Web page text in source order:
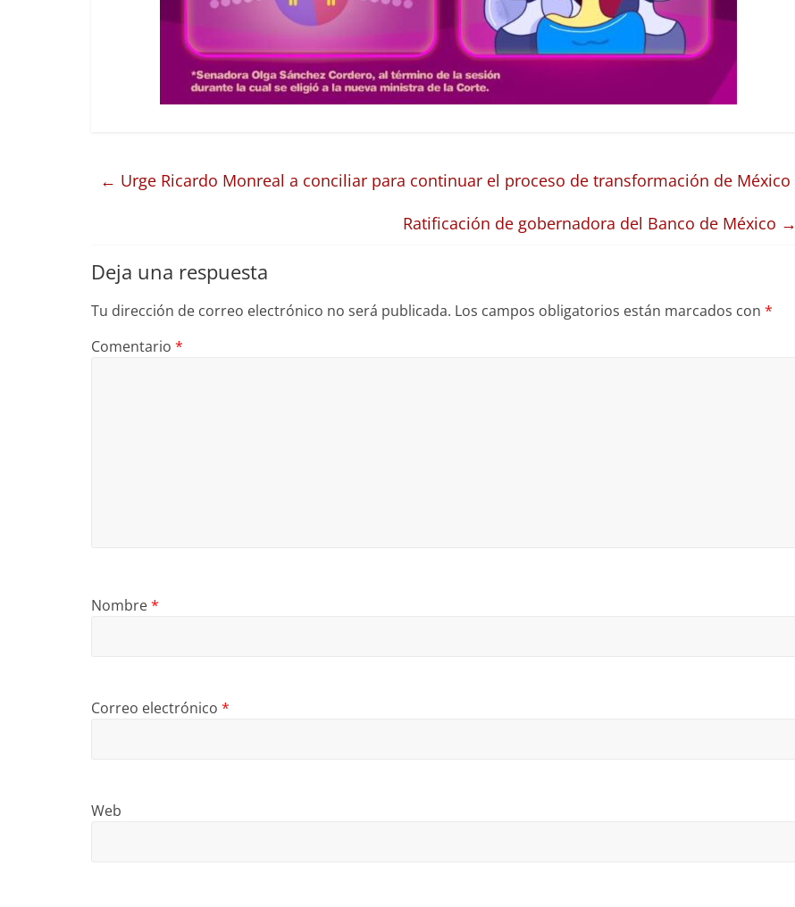
← Urge Ricardo Monreal a conciliar para continuar el proceso de transformación de México
Ratificación de gobernadora del Banco de México →
Deja una respuesta
Tu dirección de correo electrónico no será publicada. Los campos obligatorios están marcados con *
Comentario *
Nombre*
Correo electrónico *
Web